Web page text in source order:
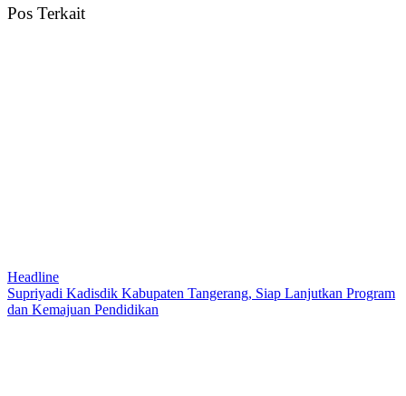
Pos Terkait
Headline
Supriyadi Kadisdik Kabupaten Tangerang, Siap Lanjutkan Program
dan Kemajuan Pendidikan